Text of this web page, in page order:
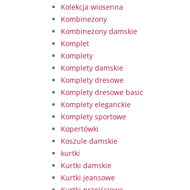
Kolekcja wiosenna
Kombinezony
Kombinezony damskie
Komplet
Komplety
Komplety damskie
Komplety dresowe
Komplety dresowe basic
Komplety eleganckie
Komplety sportowe
Kopertówki
Koszule damskie
kurtki
Kurtki damskie
Kurtki jeansowe